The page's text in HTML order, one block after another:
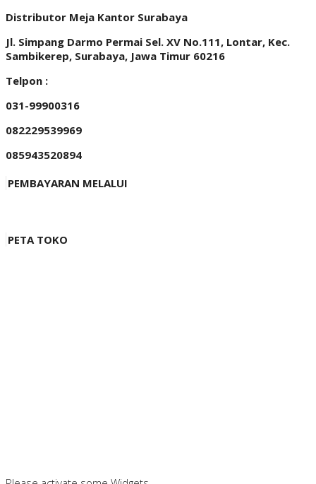
Distributor Meja Kantor Surabaya
Jl. Simpang Darmo Permai Sel. XV No.111, Lontar, Kec.
Sambikerep, Surabaya, Jawa Timur 60216
Telpon :
031-99900316
082229539969
085943520894
PEMBAYARAN MELALUI
PETA TOKO